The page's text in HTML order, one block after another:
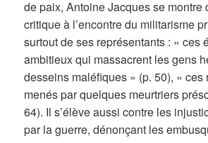
de paix, Antoine Jacques se montre
critique à l’encontre du militarisme
surtout de ses représentants : « ces
ambitieux qui massacrent les gens
desseins maléfiques » (p. 50), « ces
menés par quelques meurtriers
64). Il s’élève aussi contre les
par la guerre, dénonçant les